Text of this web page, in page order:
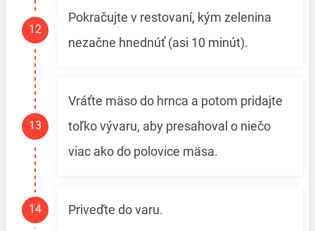
Pokračujte v restovaní, kým zelenina
nezačne hnednúť (asi 10 minút).
Vráťte mäso do hrnca a potom pridajte
toľko vývaru, aby presahoval o niečo
viac ako do polovice mäsa.
Priveďte do varu.